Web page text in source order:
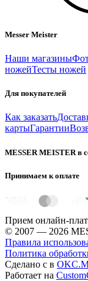
Messer Meister
Наши магазины
ножейТесты ножей
Для покупателей
Как заказать
картыГарантии
MESSER MEISTER в
Принимаем к оплате
Прием онлайн-
© 2007 — 2026
Правила
Политика
Сделано с в
Работает на